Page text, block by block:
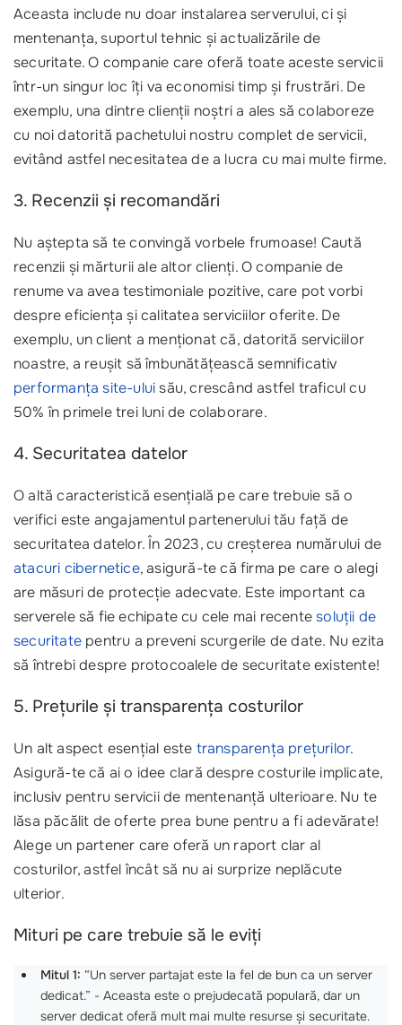
Aceasta include nu doar instalarea serverului, ci și
mentenanța, suportul tehnic și actualizările de
securitate. O companie care oferă toate aceste servicii
într-un singur loc îți va economisi timp și frustrări. De
exemplu, una dintre clienții noștri a ales să colaboreze
cu noi datorită pachetului nostru complet de servicii,
evitând astfel necesitatea de a lucra cu mai multe firme.
3. Recenzii și recomandări
Nu aștepta să te convingă vorbele frumoase! Caută
recenzii și mărturii ale altor clienți. O companie de
renume va avea testimoniale pozitive, care pot vorbi
despre eficiența și calitatea serviciilor oferite. De
exemplu, un client a menționat că, datorită serviciilor
noastre, a reușit să îmbunătățească semnificativ
performanța site-uluisău, crescând astfel traficul cu
50% în primele trei luni de colaborare.
4. Securitatea datelor
O altă caracteristică esențială pe care trebuie să o
verifici este angajamentul partenerului tău față de
securitatea datelor. În 2023, cu creșterea numărului de
atacuri cibernetice, asigură-te că firma pe care o alegi
are măsuri de protecție adecvate. Este important ca
serverele să fie echipate cu cele mai recentesoluții de
securitate pentru a preveni scurgerile de date. Nu ezita
să întrebi despre protocoalele de securitate existente!
5. Prețurile și transparența costurilor
Un alt aspect esențial este transparența prețurilor.
Asigură-te că ai o idee clară despre costurile implicate,
inclusiv pentru servicii de mentenanță ulterioare. Nu te
lăsa păcălit de oferte prea bune pentru a fi adevărate!
Alege un partener care oferă un raport clar al
costurilor, astfel încât să nu ai surprize neplăcute
ulterior.
Mituri pe care trebuie să le eviți
Mitul 1: “Un server partajat este la fel de bun ca un server
dedicat.” - Aceasta este o prejudecată populară, dar un
server dedicat oferă mult mai multe resurse și securitate.